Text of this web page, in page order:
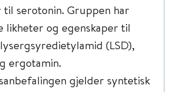
til serotonin. Gruppen har
likheter og egenskaper til
(LSD),
ergotamin.
gjelder syntetisk